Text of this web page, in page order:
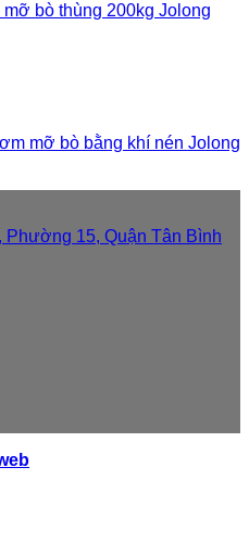
mỡ bò thùng 200kg Jolong
mỡ bò bằng khí nén Jolong
15, Quận Tân Bình